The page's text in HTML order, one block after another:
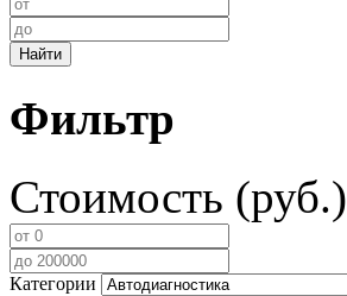
Найти
Фильтр
Стоимость (руб.)
Категории